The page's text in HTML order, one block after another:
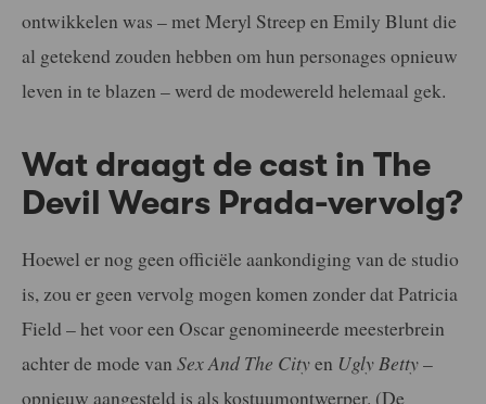
ontwikkelen was – met Meryl Streep en Emily Blunt die
al getekend zouden hebben om hun personages opnieuw
leven in te blazen – werd de modewereld helemaal gek.
Wat draagt de cast in The
Devil Wears Prada-vervolg?
Hoewel er nog geen officiële aankondiging van de studio
is, zou er geen vervolg mogen komen zonder dat Patricia
Field – het voor een Oscar genomineerde meesterbrein
achter de mode van Sex And The Cityen Ugly Betty–
opnieuw aangesteld is als kostuumontwerper. (De